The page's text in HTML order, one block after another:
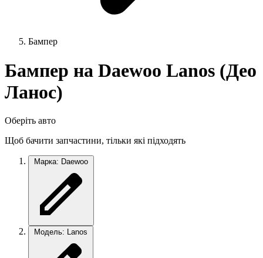
Бампер
Бампер на Daewoo Lanos (Део
Ланос)
Оберіть авто
Щоб бачити запчастини, тільки які підходять
Марка: Daewoo
Модель: Lanos